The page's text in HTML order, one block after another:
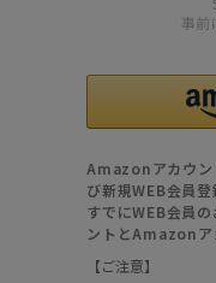
事
Amazonアカウン
び新規WEB会員登
すでにWEB会員
ントとAmazonア
【ご注意】